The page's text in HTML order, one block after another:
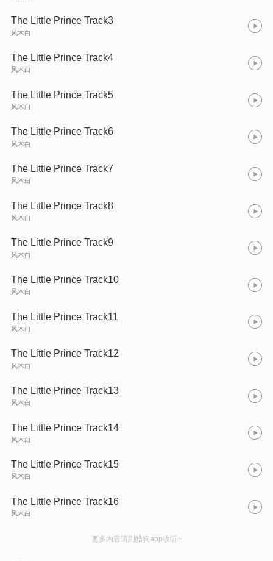
The Little Prince Track3
风木白
The Little Prince Track4
风木白
The Little Prince Track5
风木白
The Little Prince Track6
风木白
The Little Prince Track7
风木白
The Little Prince Track8
风木白
The Little Prince Track9
风木白
The Little Prince Track10
风木白
The Little Prince Track11
风木白
The Little Prince Track12
风木白
The Little Prince Track13
风木白
The Little Prince Track14
风木白
The Little Prince Track15
风木白
The Little Prince Track16
风木白
更多内容请到酷狗app收听~